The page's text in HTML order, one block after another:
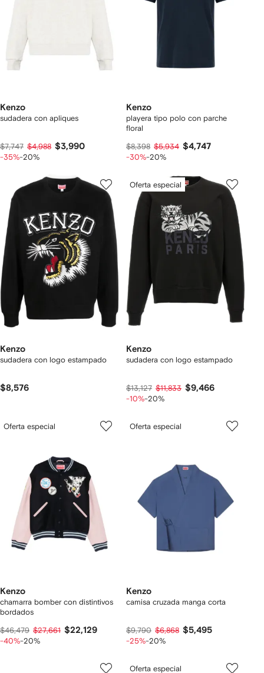
Kenzo
sudadera con apliques
$7,747 $4,988 $3,990
-35%-20%
Kenzo
playera tipo polo con parche
floral
$8,398 $5,934 $4,747
-30%-20%
Kenzo
sudadera con logo estampado
$8,576
Oferta especial
Kenzo
sudadera con logo estampado
$13,127 $11,833 $9,466
-10%-20%
Oferta especial
Kenzo
chamarra bomber con distintivos
bordados
$46,479 $27,661 $22,129
-40%-20%
Oferta especial
Kenzo
camisa cruzada manga corta
$9,790 $6,868 $5,495
-25%-20%
Oferta especial